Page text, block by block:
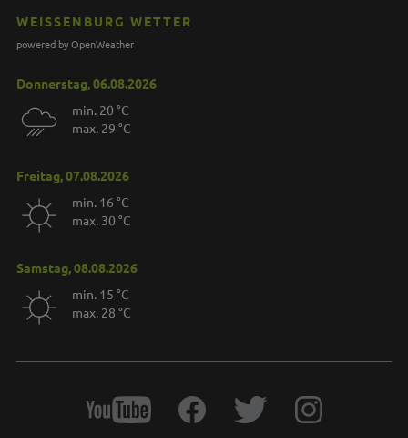
WEISSENBURG WETTER
powered by OpenWeather
Donnerstag, 06.08.2026
min. 20 °C
max. 29 °C
Freitag, 07.08.2026
min. 16 °C
max. 30 °C
Samstag, 08.08.2026
min. 15 °C
max. 28 °C